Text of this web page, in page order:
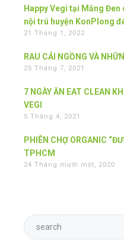
Happy Vegi tại Măng
nội trú huyện KonPlong
21 Tháng 1, 2022
RAU CẢI NGỒNG VÀ
25 Tháng 7, 2021
7 NGÀY ĂN EAT CLEAN
VEGI
5 Tháng 4, 2021
PHIÊN CHỢ ORGANIC
TPHCM
24 Tháng mười một, 2020